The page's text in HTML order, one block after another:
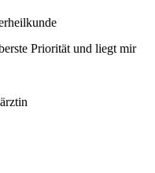
Priorität und liegt mir